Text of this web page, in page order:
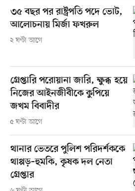
৩৫ বছর পর রাষ্ট্রপতি পদে ভোট,
আলোচনায় মির্জা ফখরুল
২ ঘণ্টা আগে
গ্রেপ্তারি পরোয়ানা জারি, ক্ষুব্ধ হয়ে
নিজের আইনজীবীকে কুপিয়ে
জখম বিবাদীর
৫ ঘণ্টা আগে
থানার ভেতরে পুলিশ পরিদর্শককে
থাপ্পড়–হুমকি, কৃষক দল নেতা
গ্রেপ্তার